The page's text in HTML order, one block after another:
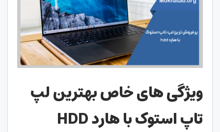
ویژگی های خاص بهترین لپ
تاپ استوک با هارد HDD